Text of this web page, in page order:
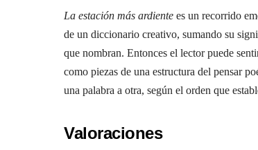
La estación más ardiente es un recorrido
de un diccionario creativo, sumando su
que nombran. Entonces el lector puede
como piezas de una estructura del pensar
una palabra a otra, según el orden que
Valoraciones